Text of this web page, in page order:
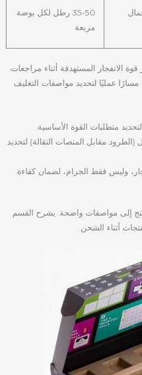
35-50 رطل لكل بوصة
مربعة
قوة الانفجار المستهدفة أثناء مراجعات
مسارًا عمليًا لتحديد مواصفات التغليف
متطلبات القوة الأساسية.
(الطرود مقابل المنصات النقالة) لتحديد
وليس فقط الجرام، لضمان كفاءة
إلى مواصفات واضحة. يشرح القسم
أثناء الشحن.